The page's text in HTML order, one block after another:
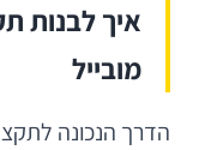
איך לבנות
מובייל
הדרך הנכונה